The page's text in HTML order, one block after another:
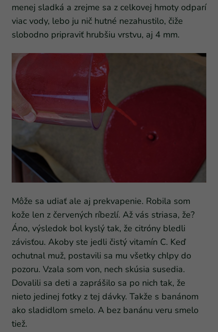
menej sladká a zrejme sa z celkovej hmoty odparí
viac vody, lebo ju nič hutné nezahustilo, čiže
slobodno pripraviť hrubšiu vrstvu, aj 4 mm.
Môže sa udiať ale aj prekvapenie. Robila som
kože len z červených ríbezlí. Až vás striasa, že?
Áno, výsledok bol kyslý tak, že citróny bledli
závisťou. Akoby ste jedli čistý vitamín C. Keď
ochutnal muž, postavili sa mu všetky chlpy do
pozoru. Vzala som von, nech skúsia susedia.
Dovalili sa deti a zaprášilo sa po nich tak, že
nieto jedinej fotky z tej dávky. Takže s banánom
ako sladidlom smelo. A bez banánu veru smelo
tiež.